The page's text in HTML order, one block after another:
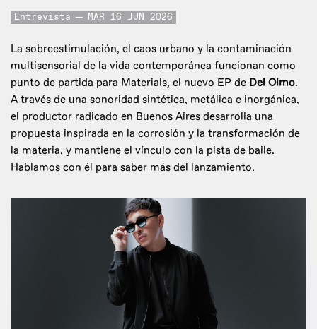
Entrevista MAR 16 JUN 2026
La sobreestimulación, el caos urbano y la contaminación
multisensorial de la vida contemporánea funcionan como
punto de partida para Materials, el nuevo EP de Del Olmo.
A través de una sonoridad sintética, metálica e inorgánica,
el productor radicado en Buenos Aires desarrolla una
propuesta inspirada en la corrosión y la transformación de
la materia, y mantiene el vínculo con la pista de baile.
Hablamos con él para saber más del lanzamiento.